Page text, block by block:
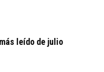
leído de julio